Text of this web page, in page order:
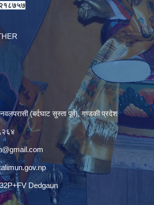
(बर्दघाट सुस्ता पूर्व), गण्डकी प्रदेश
Dedgaun